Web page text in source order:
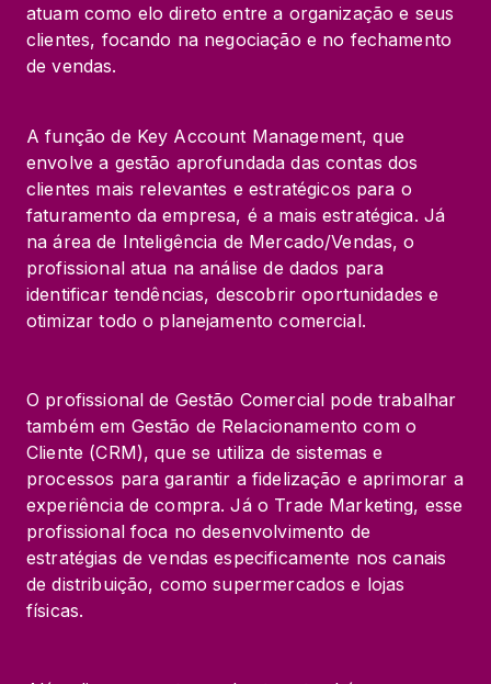
atuam como elo direto entre a organização e seus
clientes, focando na negociação e no fechamento
de vendas.
A função de Key Account Management, que
envolve a gestão aprofundada das contas dos
clientes mais relevantes e estratégicos para o
faturamento da empresa, é a mais estratégica. Já
na área de Inteligência de Mercado/Vendas, o
profissional atua na análise de dados para
identificar tendências, descobrir oportunidades e
otimizar todo o planejamento comercial.
O profissional de Gestão Comercial pode trabalhar
também em Gestão de Relacionamento com o
Cliente (CRM), que se utiliza de sistemas e
processos para garantir a fidelização e aprimorar a
experiência de compra. Já o Trade Marketing, esse
profissional foca no desenvolvimento de
estratégias de vendas especificamente nos canais
de distribuição, como supermercados e lojas
físicas.